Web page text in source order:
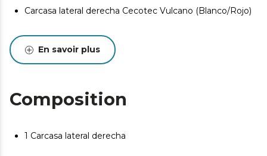
Carcasa lateral derecha Cecotec Vulcano (Blanco/Rojo)
En savoir plus
Composition
1 Carcasa lateral derecha